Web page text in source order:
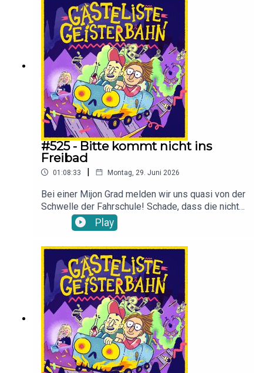
#525 - Bitte kommt nicht ins
Freibad
01:08:33 | Montag, 29. Juni 2026
Bei einer Mijon Grad melden wir uns quasi von der
Schwelle der Fahrschule! Schade, dass die nicht
im Hallenbad ist. Ist es wohl okay, wenn hier
abgeschleppt wird? Der Heckscheibenaufkleber
sagt auf jeden Fall was anderes. Also setzt eure
Rollatoren in den Parkmodus, cremt die neuen
Tattoos ein und dann viel Spaß beim Zuhören.
Play